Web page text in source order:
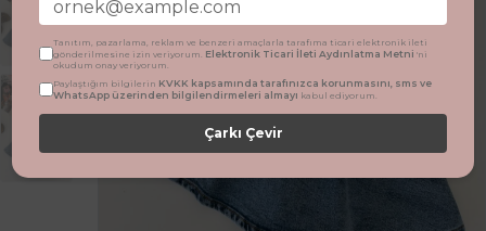
Tanıtım, pazarlama, reklam ve benzeri amaçlarla tarafıma ticari elektronik ileti
gönderilmesine izin veriyorum. Elektronik Ticari İleti Aydınlatma Metni 'ni
okudum onay veriyorum.
Paylaştığım bilgilerin KVKK kapsamında tarafınızca korunmasını, sms ve
WhatsApp üzerinden bilgilendirmeleri almayı kabul ediyorum.
Çarkı Çevir